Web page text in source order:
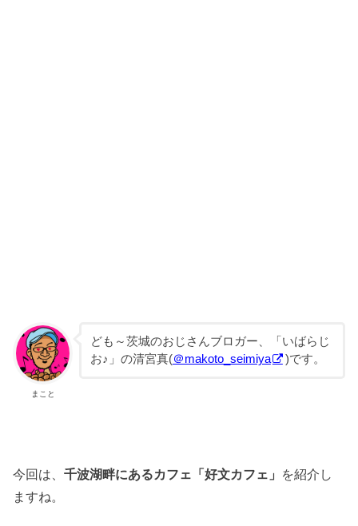
まこと
ども～茨城のおじさんブロガー、「いばらじ
お♪」の清宮真(＠makoto_seimiya )です。
今回は、千波湖畔にあるカフェ「好文カフェ 」 を紹介し
ますね。